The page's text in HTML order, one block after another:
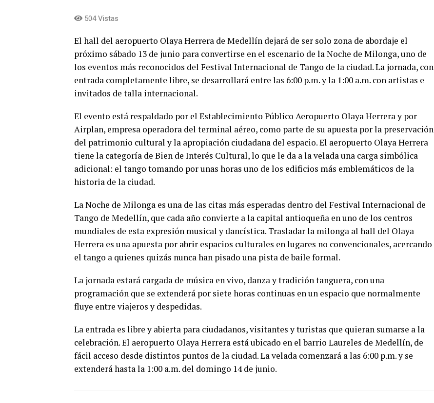
504 Vistas
El hall del aeropuerto Olaya Herrera de Medellín dejará de ser solo zona de abordaje el
próximo sábado 13 de junio para convertirse en el escenario de la Noche de Milonga, uno de
los eventos más reconocidos del Festival Internacional de Tango de la ciudad. La jornada, con
entrada completamente libre, se desarrollará entre las 6:00 p.m. y la 1:00 a.m. con artistas e
invitados de talla internacional.
El evento está respaldado por el Establecimiento Público Aeropuerto Olaya Herrera y por
Airplan, empresa operadora del terminal aéreo, como parte de su apuesta por la preservación
del patrimonio cultural y la apropiación ciudadana del espacio. El aeropuerto Olaya Herrera
tiene la categoría de Bien de Interés Cultural, lo que le da a la velada una carga simbólica
adicional: el tango tomando por unas horas uno de los edificios más emblemáticos de la
historia de la ciudad.
La Noche de Milonga es una de las citas más esperadas dentro del Festival Internacional de
Tango de Medellín, que cada año convierte a la capital antioqueña en uno de los centros
mundiales de esta expresión musical y dancística. Trasladar la milonga al hall del Olaya
Herrera es una apuesta por abrir espacios culturales en lugares no convencionales, acercando
el tango a quienes quizás nunca han pisado una pista de baile formal.
La jornada estará cargada de música en vivo, danza y tradición tanguera, con una
programación que se extenderá por siete horas continuas en un espacio que normalmente
fluye entre viajeros y despedidas.
La entrada es libre y abierta para ciudadanos, visitantes y turistas que quieran sumarse a la
celebración. El aeropuerto Olaya Herrera está ubicado en el barrio Laureles de Medellín, de
fácil acceso desde distintos puntos de la ciudad. La velada comenzará a las 6:00 p.m. y se
extenderá hasta la 1:00 a.m. del domingo 14 de junio.